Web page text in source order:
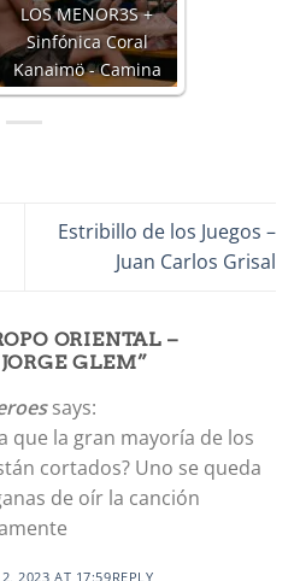
LOS MENOR3S +
Sinfónica Coral
Kanaimö - Camina
Estribillo de los Juegos –
Juan Carlos Grisal
ORIENTAL –
GLEM”
says:
que la gran mayoría de los
cortados? Uno se queda
de oír la canción
2, 2023 AT 17:59REPLY